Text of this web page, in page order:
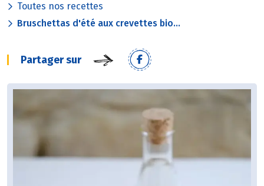
Toutes nos recettes
Bruschettas d'été aux crevettes bio...
Partager sur